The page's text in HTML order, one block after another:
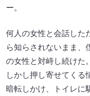
ー。
何人の女性と会話した
ら知らされないまま、
の女性と対峙し続けた。
しかし押し寄せてくる
暗転しかけ、トイレに